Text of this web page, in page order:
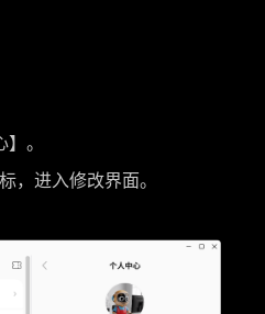
。
，进入修改界面。